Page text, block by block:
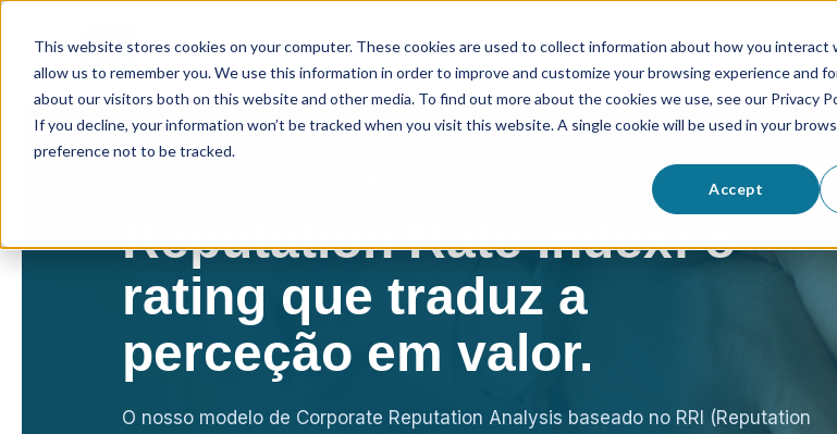
This website stores cookies on your computer. These cookies are used to collect information about how you interact
allow us to remember you. We use this information in order to improve and customize your browsing experience and
about our visitors both on this website and other media. To find out more about the cookies we use, see our Privacy
If you decline, your information won’t be tracked when you visit this website. A single cookie will be used in your
preference not to be tracked.
Accept
Soluções Insights Glossário Empresa
Reputation Rate Index: o
rating que traduz a
perceção em valor.
O nosso modelo de Corporate Reputation Analysis baseado no RRI (Reputation